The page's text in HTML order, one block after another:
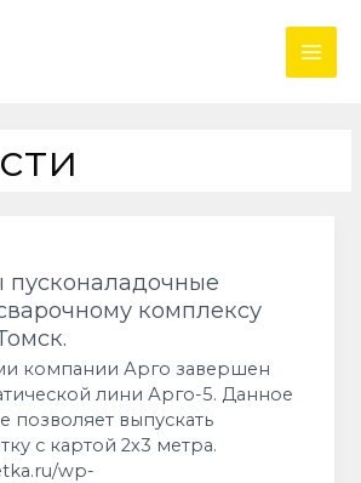
комплексу
компании Арго завершен
лини Арго-5. Данное
позволяет выпускать
с картой 2х3 метра.
wp-